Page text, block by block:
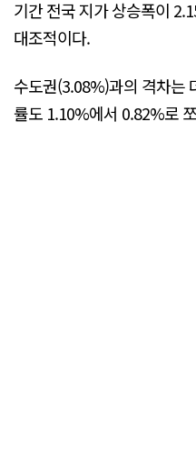
기간 전국 지가 상승폭이
대조적이다.
수도권(3.08%)과의 격차는
률도 1.10%에서 0.82%로